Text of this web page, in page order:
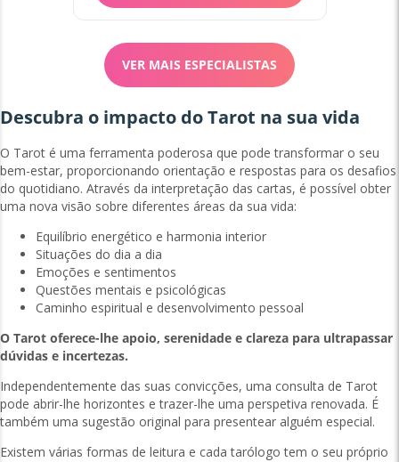
VER MAIS ESPECIALISTAS
Descubra o impacto do Tarot na sua vida
O Tarot é uma ferramenta poderosa que pode transformar o seu
bem-estar, proporcionando orientação e respostas para os desafios
do quotidiano. Através da interpretação das cartas, é possível obter
uma nova visão sobre diferentes áreas da sua vida:
Equilíbrio energético e harmonia interior
Situações do dia a dia
Emoções e sentimentos
Questões mentais e psicológicas
Caminho espiritual e desenvolvimento pessoal
O Tarot oferece-lhe apoio, serenidade e clareza para ultrapassar
dúvidas e incertezas.
Independentemente das suas convicções, uma consulta de Tarot
pode abrir-lhe horizontes e trazer-lhe uma perspetiva renovada. É
também uma sugestão original para presentear alguém especial.
Existem várias formas de leitura e cada tarólogo tem o seu próprio